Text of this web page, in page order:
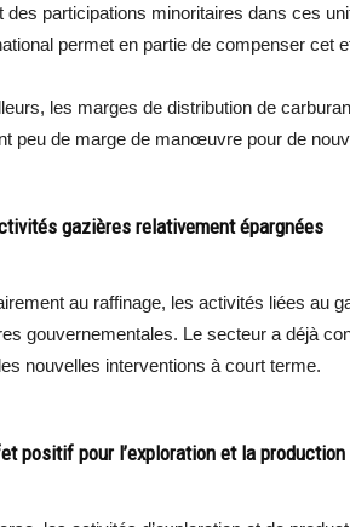
des participations minoritaires dans ces
permet en partie de compenser cet
les marges de distribution de
peu de marge de manœuvre pour de
gazières relativement épargnées
au raffinage, les activités liées au
gouvernementales. Le secteur a déjà
nouvelles interventions à court terme.
positif pour l’exploration et la production